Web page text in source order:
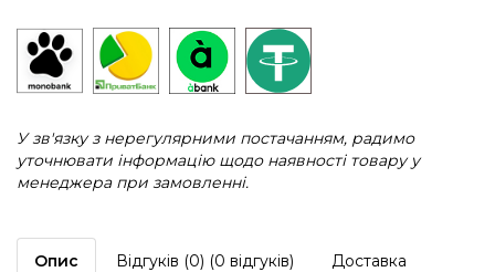
У зв'язку з нерегулярними постачанням, радимо
уточнювати інформацію щодо наявності товару у
менеджера при замовленні.
Опис Відгуків (0) (0 відгуків) Доставка